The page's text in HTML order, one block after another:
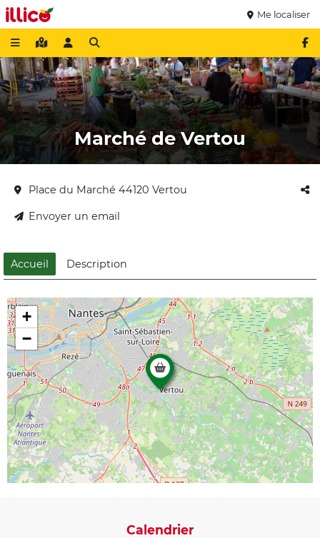
Me localiser
Marché de Vertou
Place du Marché 44120 Vertou
Envoyer un email
Accueil Description
+
−
Calendrier